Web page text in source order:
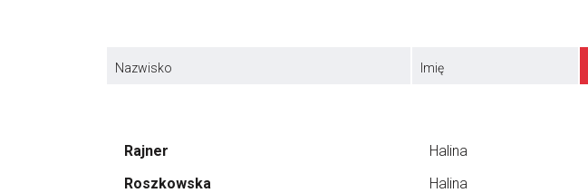
Nazwisko Imię
Rajner Halina
Roszkowska
Halina